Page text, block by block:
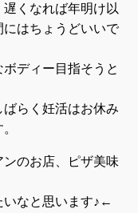
くなれば年明け以
はちょうどいいで
ディー目指そうと
ばらく妊活はお休み
のお店、ピザ美味
いなと思います♪←